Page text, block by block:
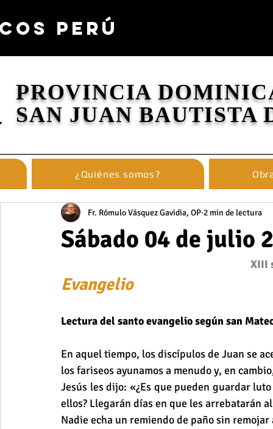
PERÚ
PROVINCIA
SAN JUAN BAUTISTA
¿Quiénes somos?
Sábado 04 de julio
Fr. Rómulo Vásquez Gavidia, OP 2 min de lectura
XIII
Evangelio
Lectura del santo evangelio según san
En aquel tiempo, los discípulos de Juan se
los fariseos ayunamos a menudo y, en
Jesús les dijo: «¿Es que pueden guardar
ellos? Llegarán días en que les arrebatarán
Nadie echa un remiendo de paño sin